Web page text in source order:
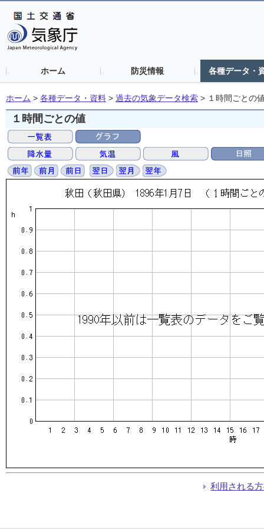
ホーム 防災情報 各種データ・
ホーム > 各種データ・資料 > 過去の気象データ検索 > １時間ごとの
１時間ごとの値
利用される